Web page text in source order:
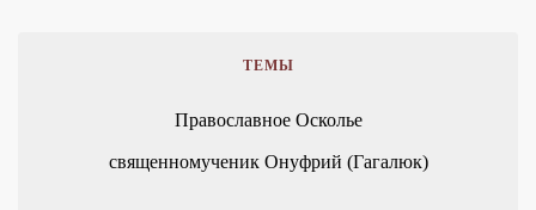
ТЕМЫ
Православное Осколье
священномученик Онуфрий (Гагалюк)